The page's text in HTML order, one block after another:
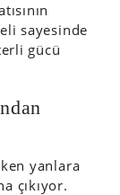
sayesinde
gücü
yanlara
çıkıyor.